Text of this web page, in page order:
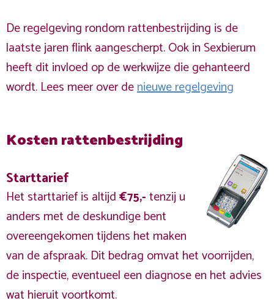
De regelgeving rondom rattenbestrijding is de
laatste jaren flink aangescherpt. Ook in Sexbierum
heeft dit invloed op de werkwijze die gehanteerd
wordt. Lees meer over denieuwe regelgeving
Kosten rattenbestrijding
Starttarief
Het starttarief is altijd€75,-tenzij u
anders met de deskundige bent
overeengekomen tijdens het maken
van de afspraak. Dit bedrag omvat het voorrijden,
de inspectie, eventueel een diagnose en het advies
wat hieruit voortkomt.